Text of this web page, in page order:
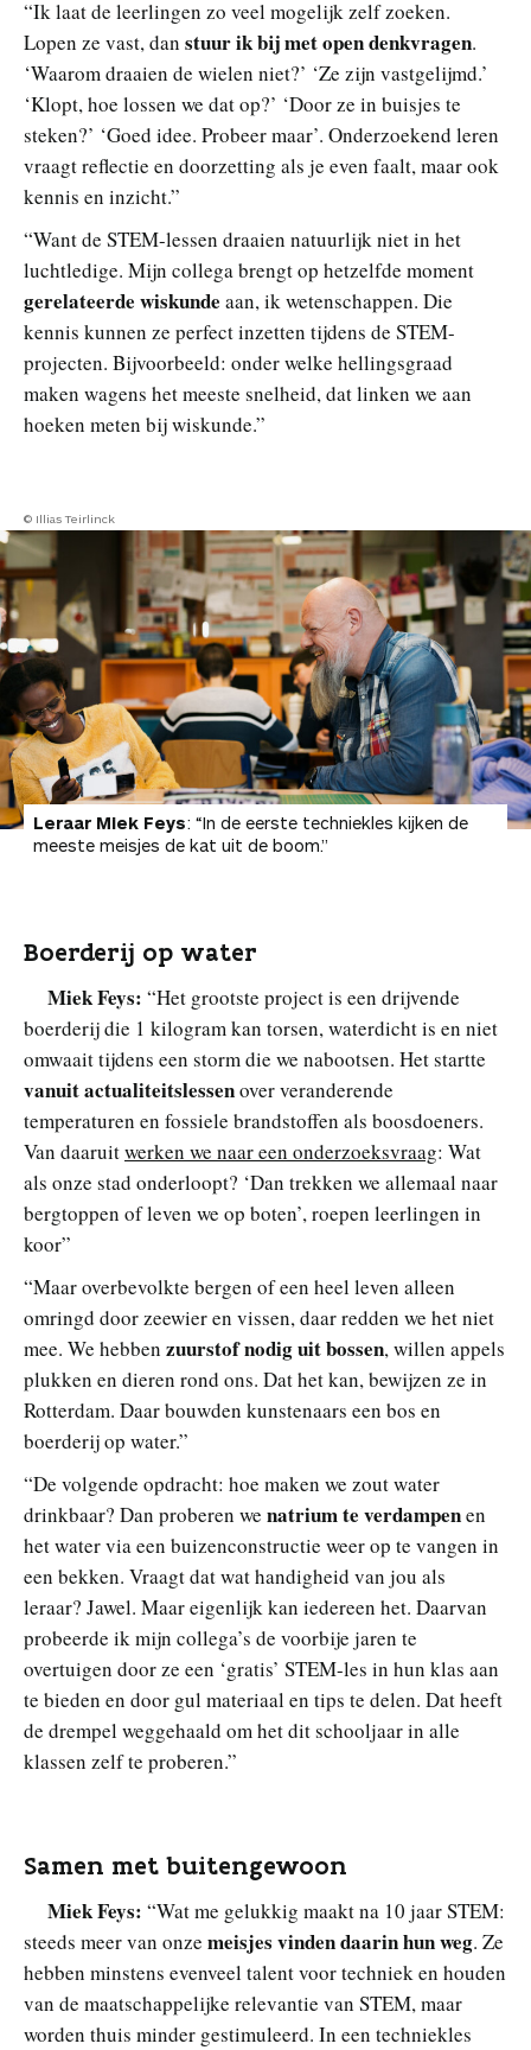
“Ik laat de leerlingen zo veel mogelijk zelf zoeken.
Lopen ze vast, dan stuur ik bij met open denkvragen.
‘Waarom draaien de wielen niet?’ ‘Ze zijn vastgelijmd.’
‘Klopt, hoe lossen we dat op?’ ‘Door ze in buisjes te
steken?’ ‘Goed idee. Probeer maar’. Onderzoekend leren
vraagt reflectie en doorzetting als je even faalt, maar ook
kennis en inzicht.”
“Want de STEM-lessen draaien natuurlijk niet in het
luchtledige. Mijn collega brengt op hetzelfde moment
gerelateerde wiskunde aan, ik wetenschappen. Die
kennis kunnen ze perfect inzetten tijdens de STEM-
projecten. Bijvoorbeeld: onder welke hellingsgraad
maken wagens het meeste snelheid, dat linken we aan
hoeken meten bij wiskunde.”
© Illias Teirlinck
Leraar Miek Feys: “In de eerste techniekles kijken de
meeste meisjes de kat uit de boom.”
Boerderij op water
Miek Feys: “Het grootste project is een drijvende
boerderij die 1 kilogram kan torsen, waterdicht is en niet
omwaait tijdens een storm die we nabootsen. Het startte
vanuit actualiteitslessenover veranderende
temperaturen en fossiele brandstoffen als boosdoeners.
Van daaruitwerken we naar een onderzoeksvraag: Wat
als onze stad onderloopt? ‘Dan trekken we allemaal naar
bergtoppen of leven we op boten’, roepen leerlingen in
koor”
“Maar overbevolkte bergen of een heel leven alleen
omringd door zeewier en vissen, daar redden we het niet
mee. We hebben zuurstof nodig uit bossen, willen appels
plukken en dieren rond ons. Dat het kan, bewijzen ze in
Rotterdam. Daar bouwden kunstenaars een bos en
boerderij op water.”
“De volgende opdracht: hoe maken we zout water
drinkbaar? Dan proberen we natrium te verdampenen
het water via een buizenconstructie weer op te vangen in
een bekken. Vraagt dat wat handigheid van jou als
leraar? Jawel. Maar eigenlijk kan iedereen het. Daarvan
probeerde ik mijn collega’s de voorbije jaren te
overtuigen door ze een ‘gratis’ STEM-les in hun klas aan
te bieden en door gul materiaal en tips te delen. Dat heeft
de drempel weggehaald om het dit schooljaar in alle
klassen zelf te proberen.”
Samen met buitengewoon
Miek Feys: “Wat me gelukkig maakt na 10 jaar STEM:
steeds meer van onze meisjes vinden daarin hun weg. Ze
hebben minstens evenveel talent voor techniek en houden
van de maatschappelijke relevantie van STEM, maar
worden thuis minder gestimuleerd. In een techniekles